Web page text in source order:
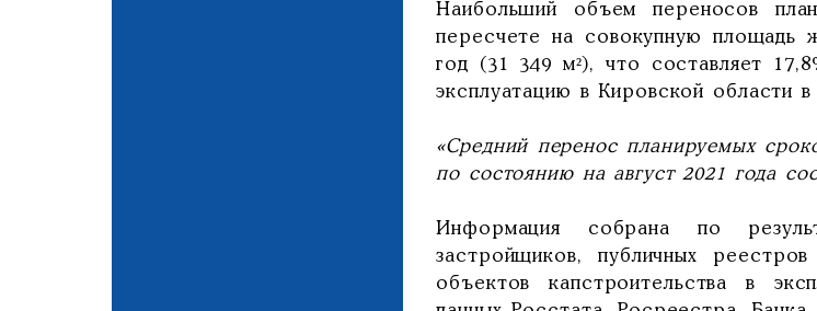
Наибольший объем переносов
пересчете на совокупную площадь
год (31 349 м²), что составляет
эксплуатацию в Кировской области в
«Средний перенос планируемых
по состоянию на август 2021 года
Информация собрана по
застройщиков, публичных
объектов капстроительства в